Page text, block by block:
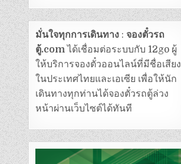
มั่นใจทุกการเดินทาง :จองตั๋วรถ
ตู้.comได้เชื่อมต่อระบบกับ 12go ผู้
ให้บริการจองตั๋วออนไลน์ที่มีชื่อเสียง
ในประเทศไทยและเอเซีย เพื่อให้นัก
เดินทางทุกท่านได้จองตั๋วรถตู้ล่วง
หน้าผ่านเว็บไซต์ได้ทันที